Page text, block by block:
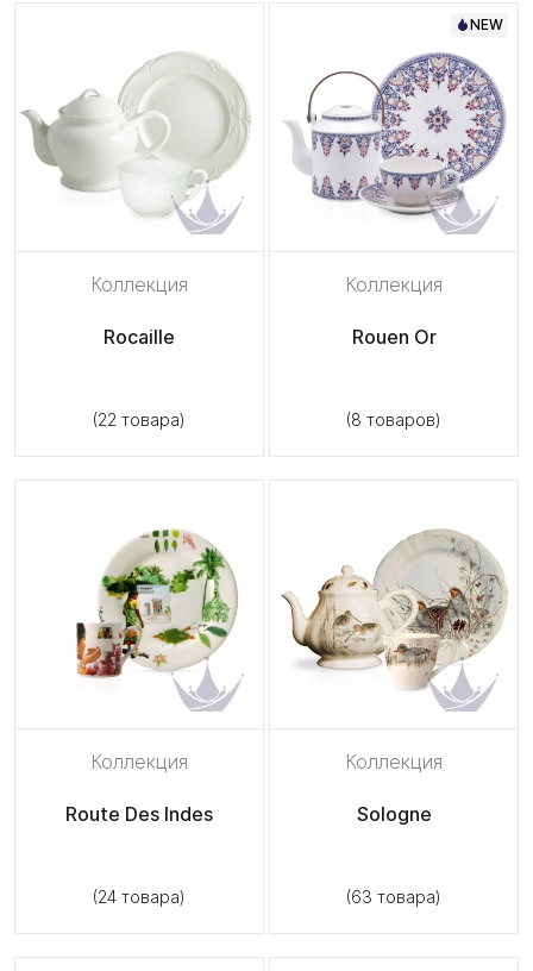
Коллекция
Rocaille
(22 товара)
NEW
Коллекция
Rouen Or
(8 товаров)
Коллекция
Route Des Indes
(24 товара)
Коллекция
Sologne
(63 товара)